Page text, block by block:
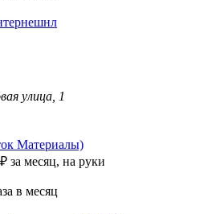
улица, 1
Материалы)
₽ за месяц, на руки
в месяц